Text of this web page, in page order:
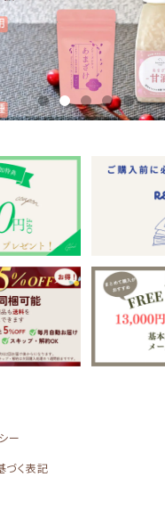
フォックス）
（ミャウ）
ドハート）
ムーラ)
)
（ナチュラルバランス）
）
）：アクシエ
ミングドッグ）
ー
づく表記